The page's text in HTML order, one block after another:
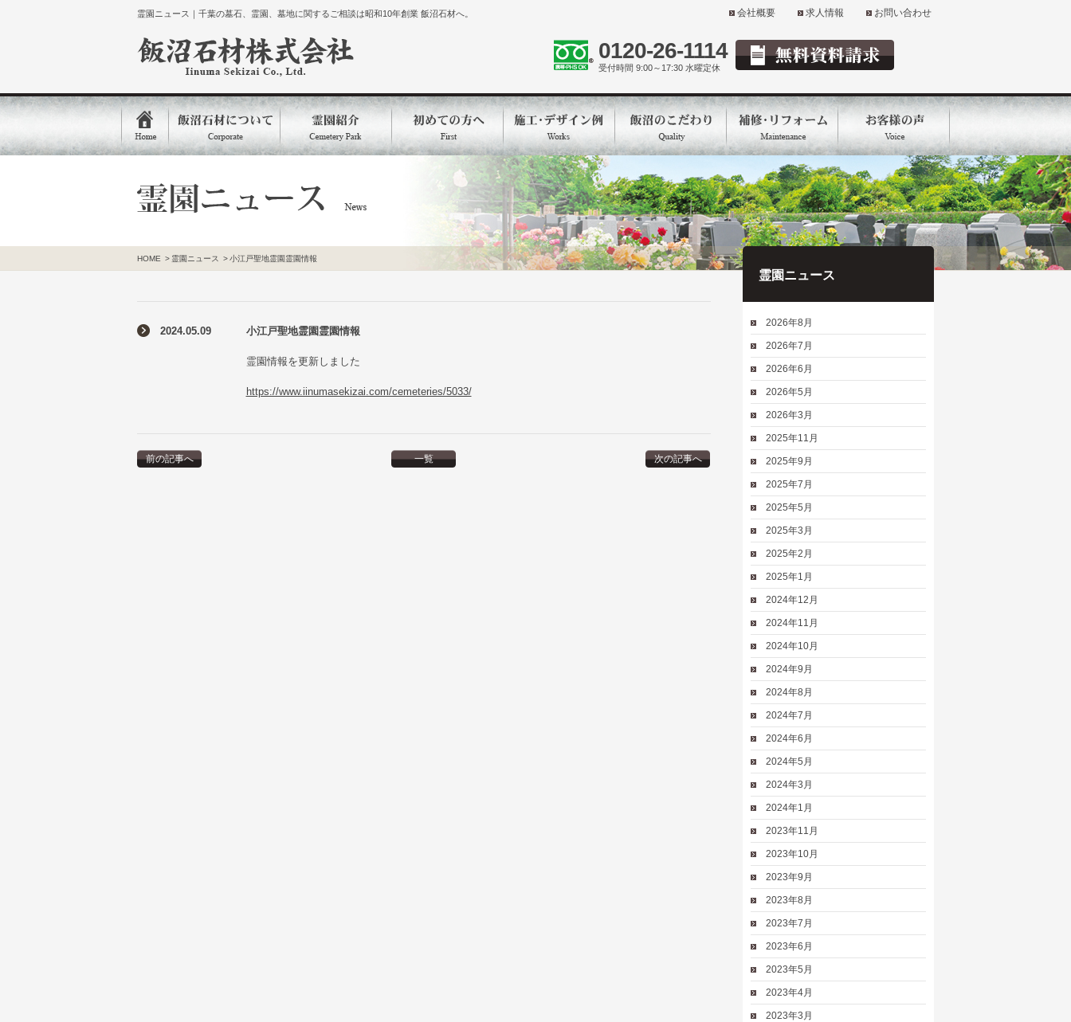
霊園ニュース｜千葉の墓石、霊園、墓地に関するご相談は昭和10年創業 飯沼石材へ。 会社概要 求人情報 お問い合わせ
0120-26-1114
受付時間 9:00～17:30 水曜定休
HOME > 霊園ニュース >小江戸聖地霊園霊園情報
2024.05.09 小江戸聖地霊園霊園情報
霊園情報を更新しました
https://www.iinumasekizai.com/cemeteries/5033/
前の記事へ 一覧 次の記事へ
霊園ニュース
2026年8月
2026年7月
2026年6月
2026年5月
2026年3月
2025年11月
2025年9月
2025年7月
2025年5月
2025年3月
2025年2月
2025年1月
2024年12月
2024年11月
2024年10月
2024年9月
2024年8月
2024年7月
2024年6月
2024年5月
2024年3月
2024年1月
2023年11月
2023年10月
2023年9月
2023年8月
2023年7月
2023年6月
2023年5月
2023年4月
2023年3月